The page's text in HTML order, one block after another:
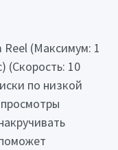
(Максимум: 1
(Скорость: 10
по низкой